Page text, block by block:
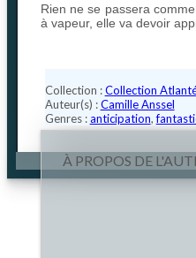
Rien ne se passera
à vapeur, elle va devoir
Collection : Collection
Auteur(s) : Camille Anssel
Genres : anticipation,
À PROPOS DE